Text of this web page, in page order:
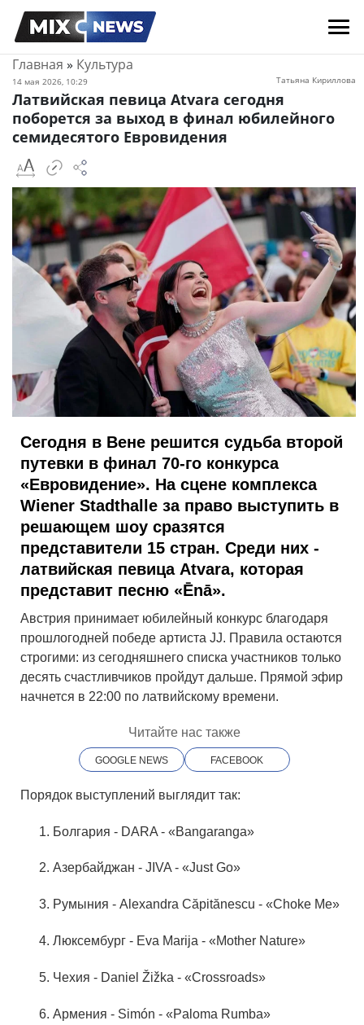
Главная » Культура
14 мая 2026, 10:29 Татьяна Кириллова
Латвийская певица Atvara сегодня
поборется за выход в финал юбилейного
семидесятого Евровидения
Сегодня в Вене решится судьба второй
путевки в финал 70-го конкурса
«Евровидение». На сцене комплекса
Wiener Stadthalle за право выступить в
решающем шоу сразятся
представители 15 стран. Среди них -
латвийская певица Atvara, которая
представит песню «Ēnā».
Австрия принимает юбилейный конкурс благодаря
прошлогодней победе артиста JJ. Правила остаются
строгими: из сегодняшнего списка участников только
десять счастливчиков пройдут дальше. Прямой эфир
начнется в 22:00 по латвийскому времени.
Читайте нас также
GOOGLE NEWS FACEBOOK
Порядок выступлений выглядит так:
Болгария - DARA - «Bangaranga»
Азербайджан - JIVA - «Just Go»
Румыния - Alexandra Căpitănescu - «Choke Me»
Люксембург - Eva Marija - «Mother Nature»
Чехия - Daniel Žižka - «Crossroads»
Армения - Simón - «Paloma Rumba»